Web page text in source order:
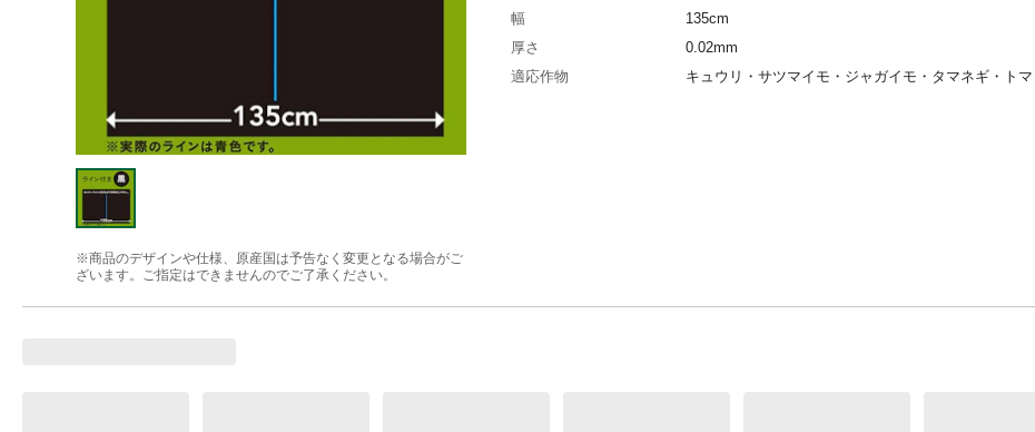
※商品のデザインや仕様、原産国は予告なく変更となる場合がご
ざいます。ご指定はできませんのでご了承ください。
幅
135cm
厚さ
0.02mm
適応作物
キュウリ・サツマイモ・ジャガイモ・タマネギ・トマ
置の際はとばさないようにしっかりと固定してくださ